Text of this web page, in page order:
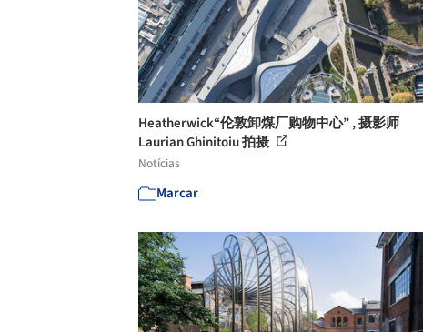
Heatherwick“伦敦卸煤厂购物中心” , 摄影师
Laurian Ghinitoiu 拍摄
Notícias
Marcar